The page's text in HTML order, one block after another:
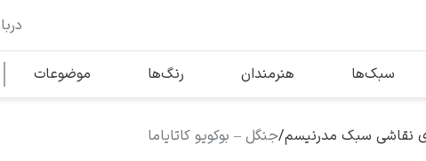
جستجوها
پیکاسو
سالوادور دالی
محبوب‌ترین هنرمندان
سبک‌ها هنرمندان رنگ‌ها موضوعات
نقاشی سبک مدرنیسم/جنگل – بوکویو کاتایاما